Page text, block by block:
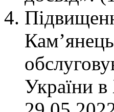
України